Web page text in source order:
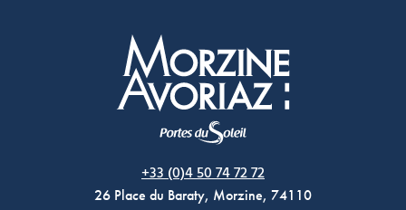
+33 (0)4 50 74 72 72
26 Place du Baraty, Morzine, 74110